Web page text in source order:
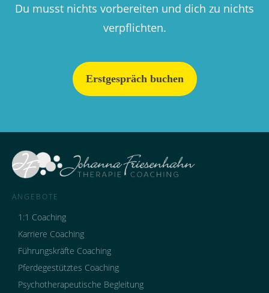
Du musst nichts vorbereiten und dich zu nichts
verpflichten.
Erstgespräch buchen
ANGEBOTE
1:1 Coaching
Karriere Coaching
Führungskräfte Coaching
Pferdegestütztes Coaching
Psychotherapeutische Begleitung